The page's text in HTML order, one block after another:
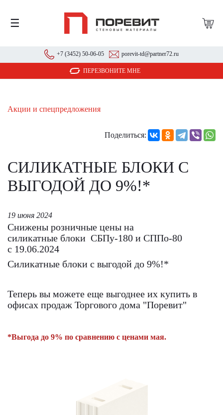
☰
+7 (3452) 50-06-05 porevit-td@partner72.ru
ПЕРЕЗВОНИТЕ МНЕ
Акции и спецпредложения
Поделиться:
СИЛИКАТНЫЕ БЛОКИ С
ВЫГОДОЙ ДО 9%!*
19 июня 2024
Снижены розничные цены на
силикатные блоки СБПу-180 и СППо-80
с 19.06.2024
Силикатные блоки с выгодой до 9%!*
Теперь вы можете еще выгоднее их купить в
офисах продаж Торгового дома "Поревит"
*Выгода до 9% по сравнению с ценами мая.